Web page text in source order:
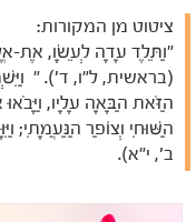
ציטוט מן המקורות:
"וַתֵּלֶד עָדָה לְעֵשָׂו, אֶת-
(בראשית, ל"ו, ד'). "
הַזֹּאת הַבָּאָה עָלָיו,
הַשּׁוּחִי וְצוֹפַר הַנַּעֲמָתִי;
ב', י"א).